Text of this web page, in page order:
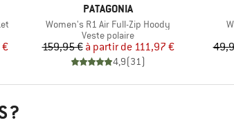
€
MARQUE
PATAGONIA
Article
Women's R1 Air Full-Zip Hoody
Product group
Veste polaire
Prix
159,95 € Prix réduit
à partir de 111,97 €
4,9(31)
?